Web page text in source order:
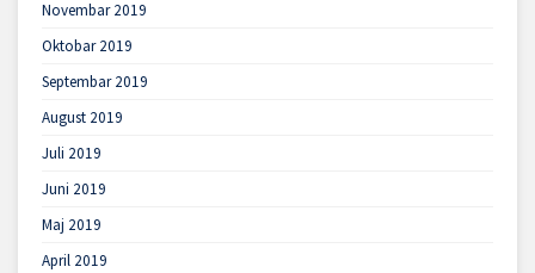
Novembar 2019
Oktobar 2019
Septembar 2019
August 2019
Juli 2019
Juni 2019
Maj 2019
April 2019